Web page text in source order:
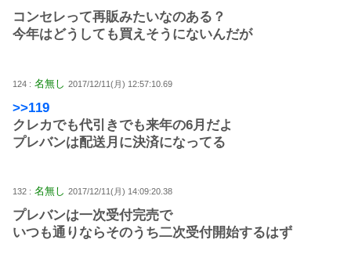
コンセレって再販みたいなのある？
今年はどうしても買えそうにないんだが
124 : 名無し 2017/12/11(月) 12:57:10.69
>>119
クレカでも代引きでも来年の6月だよ
プレバンは配送月に決済になってる
132 : 名無し 2017/12/11(月) 14:09:20.38
プレバンは一次受付完売で
いつも通りならそのうち二次受付開始するはず